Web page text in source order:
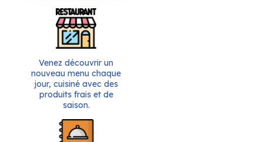
Venez découvrir un
nouveau menu chaque
jour, cuisiné avec des
produits frais et de
saison.